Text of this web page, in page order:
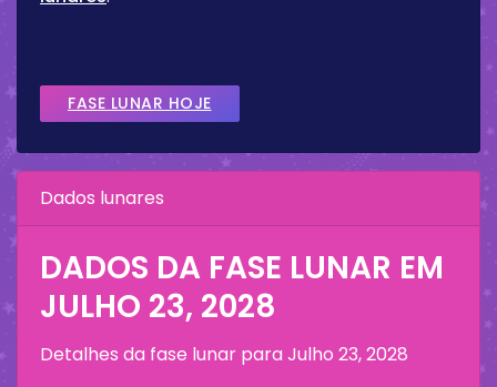
FASE LUNAR HOJE
Dados lunares
DADOS DA FASE LUNAR EM
JULHO 23, 2028
Detalhes da fase lunar paraJulho 23, 2028